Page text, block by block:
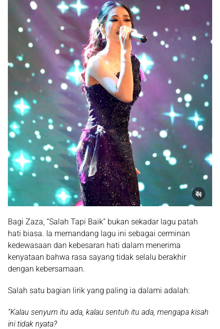
Bagi Zaza, “Salah Tapi Baik” bukan sekadar lagu patah
hati biasa. Ia memandang lagu ini sebagai cerminan
kedewasaan dan kebesaran hati dalam menerima
kenyataan bahwa rasa sayang tidak selalu berakhir
dengan kebersamaan.
Salah satu bagian lirik yang paling ia dalami adalah:
“Kalau senyum itu ada, kalau sentuh itu ada, mengapa kisah
ini tidak nyata?